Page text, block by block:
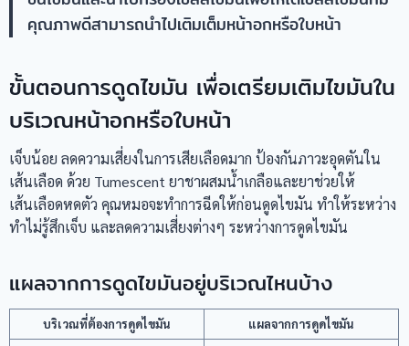
คุณภาพดีสามารถนำไปเติมเต็มหน้าอกหรือใบหน้า
ขั้นตอนการดูดไขมัน เพื่อเตรียมเติมไขมันใน
บริเวณหน้าอกหรือใบหน้า
เจ็บน้อย ลดความเสี่ยงในการเสียเลือดมาก ป้องกันภาวะอุดตันใน
เส้นเลือด ด้วย Tumescent ยาชาผสมน้ำเกลือและยาช่วยให้
เส้นเลือดหดตัว คุณหมอจะทำการฉีดให้ก่อนดูดไขมัน ทำให้ระหว่าง
ทำไม่รู้สึกเจ็บ และลดความเสี่ยงต่างๆ ระหว่างการดูดไขมัน
แผลจากการดูดไขมันอยู่บริเวณไหนบ้าง
บริเวณที่ต้องการดูดไขมัน
แผลจากการดูดไขมัน